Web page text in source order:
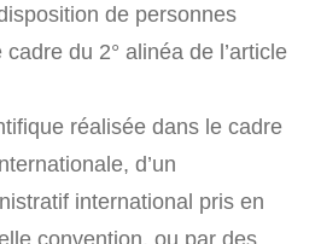
de personnes
du 2° alinéa de l’article
réalisée dans le cadre
d’un
international pris en
convention, ou par des